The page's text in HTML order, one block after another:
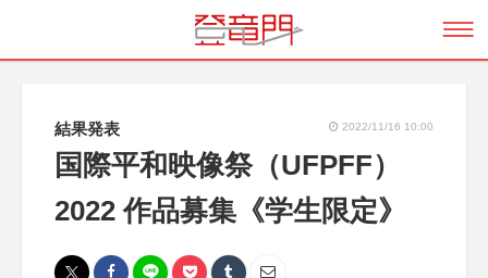
結果発表 2022/11/16 10:00
国際平和映像祭（UFPFF）
2022 作品募集《学生限定》